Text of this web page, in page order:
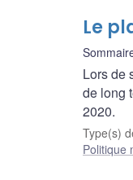
Le
Lors de
de long
2020.
Type(s)
Politique